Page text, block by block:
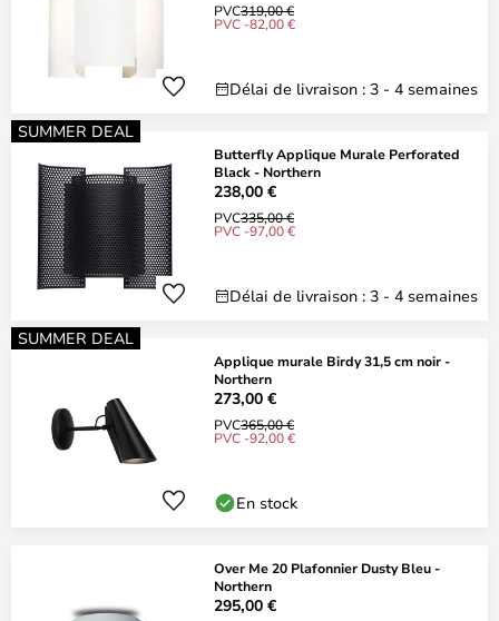
PVC319,00 €
PVC -82,00 €
Délai de livraison : 3 - 4 semaines
SUMMER DEAL
Butterfly Applique Murale Perforated
Black - Northern
238,00 €
PVC335,00 €
PVC -97,00 €
Délai de livraison : 3 - 4 semaines
SUMMER DEAL
Applique murale Birdy 31,5 cm noir -
Northern
273,00 €
PVC365,00 €
PVC -92,00 €
En stock
Over Me 20 Plafonnier Dusty Bleu -
Northern
295,00 €